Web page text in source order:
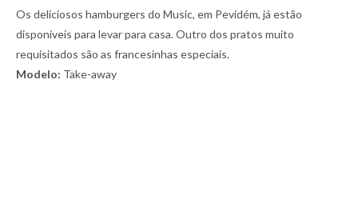
Os deliciosos hamburgers do Music, em Pevidém, já estão
disponíveis para levar para casa. Outro dos pratos muito
requisitados são as francesinhas especiais.
Modelo: Take-away